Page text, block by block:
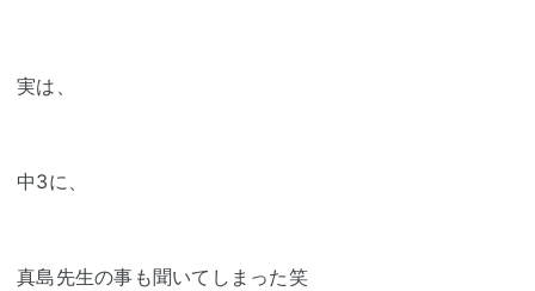
実は、
中3に、
真島先生の事も聞いてしまった笑